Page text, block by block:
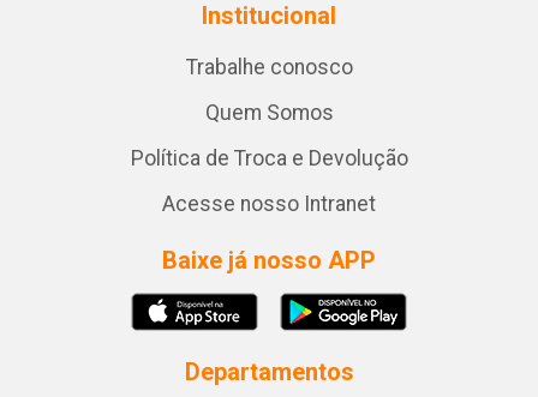
Institucional
Trabalhe conosco
Quem Somos
Política de Troca e Devolução
Acesse nosso Intranet
Baixe já nosso APP
Departamentos